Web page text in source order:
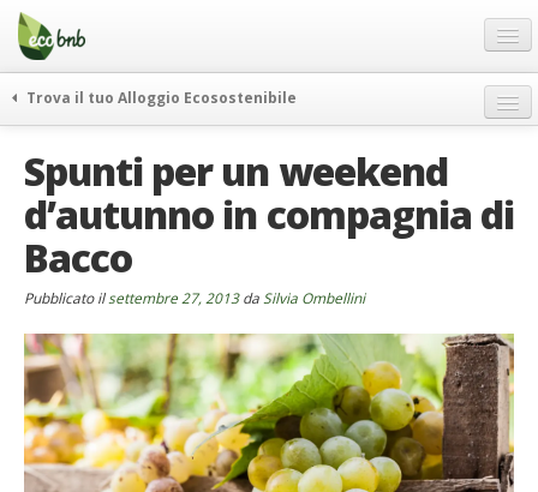
Menu
Salta
contenuto
Offerte Speciali
Regali
FAQ
Chi Siamo
Partner
Contatti
Italiano
German
English
Trova il tuo Alloggio Ecosostenibile
itinerari
curiosità
vivere e viaggiare verde
rassegna stampa
Spunti per un weekend
d’autunno in compagnia di
Bacco
Pubblicato ilsettembre 27, 2013da Silvia Ombellini